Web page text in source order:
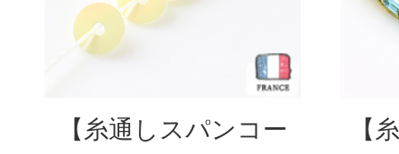
【糸通しスパンコー
【